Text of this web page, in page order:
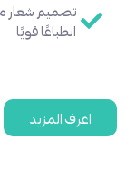
تصميم شعار مميز
انطباعًا قويًا
اعرف المزيد